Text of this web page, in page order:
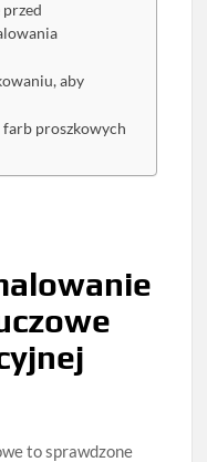
aby
proszkowych
to sprawdzone